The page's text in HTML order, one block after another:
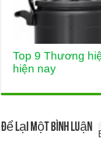
Top 9 Thương
hiện nay
Để lại một bình luận